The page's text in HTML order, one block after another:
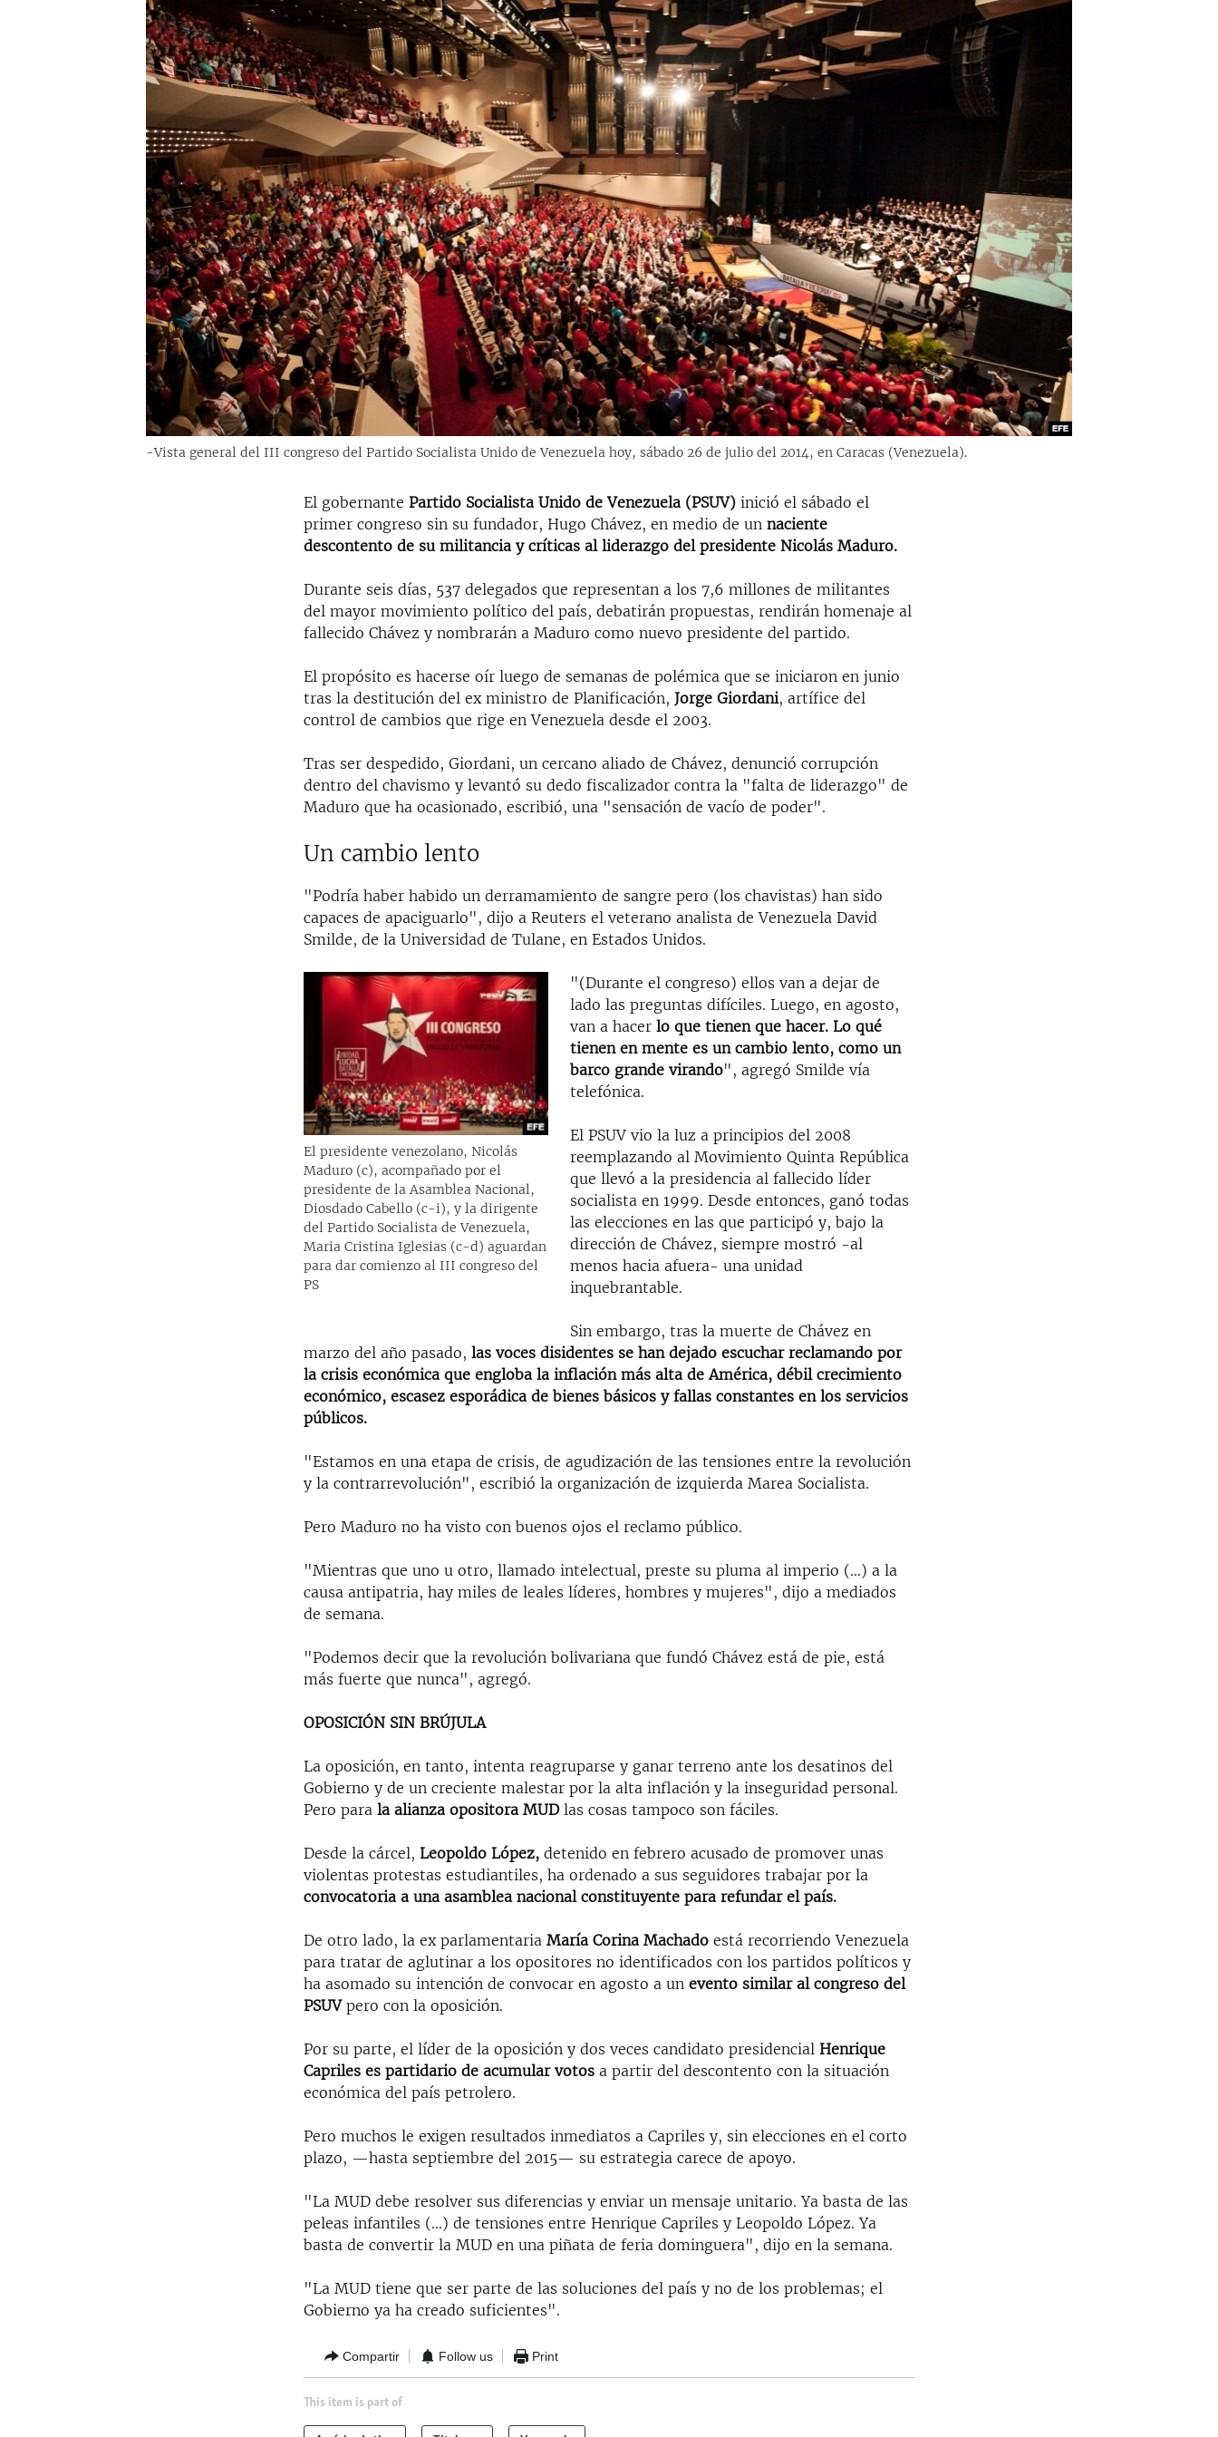
LA REALIDAD DE LA VIVIENDA EN
SER VIEJO EN CUBA
LOS SANTOS DE HIALEAH
DESINFORMACIÓN RUSA EN
LA INVASIÓN DE RUSIA A UCRANIA
-Vista general del III congreso del Partido Socialista Unido de Venezuela hoy, sábado 26 de julio del 2014, en Caracas (Venezuela).
El gobernante Partido Socialista Unido de Venezuela (PSUV)inició el sábado el
primer congreso sin su fundador, Hugo Chávez, en medio de unnaciente
descontento de su militancia y críticas al liderazgo del presidente Nicolás Maduro.
Durante seis días, 537 delegados que representan a los 7,6 millones de militantes
del mayor movimiento político del país, debatirán propuestas, rendirán homenaje al
fallecido Chávez y nombrarán a Maduro como nuevo presidente del partido.
El propósito es hacerse oír luego de semanas de polémica que se iniciaron en junio
tras la destitución del ex ministro de Planificación,Jorge Giordani, artífice del
control de cambios que rige en Venezuela desde el 2003.
Tras ser despedido, Giordani, un cercano aliado de Chávez, denunció corrupción
dentro del chavismo y levantó su dedo fiscalizador contra la "falta de liderazgo" de
Maduro que ha ocasionado, escribió, una "sensación de vacío de poder".
Un cambio lento
"Podría haber habido un derramamiento de sangre pero (los chavistas) han sido
capaces de apaciguarlo", dijo a Reuters el veterano analista de Venezuela David
Smilde, de la Universidad de Tulane, en Estados Unidos.
El presidente venezolano, Nicolás
Maduro (c), acompañado por el
presidente de la Asamblea Nacional,
Diosdado Cabello (c-i), y la dirigente
del Partido Socialista de Venezuela,
Maria Cristina Iglesias (c-d) aguardan
para dar comienzo al III congreso del
PS
"(Durante el congreso) ellos van a dejar de
lado las preguntas difíciles. Luego, en agosto,
van a hacerlo que tienen que hacer. Lo qué
tienen en mente es un cambio lento, como un
barco grande virando", agregó Smilde vía
telefónica.
El PSUV vio la luz a principios del 2008
reemplazando al Movimiento Quinta República
que llevó a la presidencia al fallecido líder
socialista en 1999. Desde entonces, ganó todas
las elecciones en las que participó y, bajo la
dirección de Chávez, siempre mostró -al
menos hacia afuera- una unidad
inquebrantable.
Sin embargo, tras la muerte de Chávez en
marzo del año pasado,las voces disidentes se han dejado escuchar reclamando por
la crisis económica que engloba la inflación más alta de América, débil crecimiento
económico, escasez esporádica de bienes básicos y fallas constantes en los servicios
públicos.
"Estamos en una etapa de crisis, de agudización de las tensiones entre la revolución
y la contrarrevolución", escribió la organización de izquierda Marea Socialista.
Pero Maduro no ha visto con buenos ojos el reclamo público.
"Mientras que uno u otro, llamado intelectual, preste su pluma al imperio (...) a la
causa antipatria, hay miles de leales líderes, hombres y mujeres", dijo a mediados
de semana.
"Podemos decir que la revolución bolivariana que fundó Chávez está de pie, está
más fuerte que nunca", agregó.
OPOSICIÓN SIN BRÚJULA
La oposición, en tanto, intenta reagruparse y ganar terreno ante los desatinos del
Gobierno y de un creciente malestar por la alta inflación y la inseguridad personal.
Pero para la alianza opositora MUDlas cosas tampoco son fáciles.
Desde la cárcel, Leopoldo López, detenido en febrero acusado de promover unas
violentas protestas estudiantiles, ha ordenado a sus seguidores trabajar por la
convocatoria a una asamblea nacional constituyente para refundar el país.
De otro lado, la ex parlamentariaMaría Corina Machado está recorriendo Venezuela
para tratar de aglutinar a los opositores no identificados con los partidos políticos y
ha asomado su intención de convocar en agosto a unevento similar al congreso del
PSUVpero con la oposición.
Por su parte, el líder de la oposición y dos veces candidato presidencialHenrique
Capriles es partidario de acumular votos a partir del descontento con la situación
económica del país petrolero.
Pero muchos le exigen resultados inmediatos a Capriles y, sin elecciones en el corto
plazo, —hasta septiembre del 2015— su estrategia carece de apoyo.
"La MUD debe resolver sus diferencias y enviar un mensaje unitario. Ya basta de las
peleas infantiles (...) de tensiones entre Henrique Capriles y Leopoldo López. Ya
basta de convertir la MUD en una piñata de feria dominguera", dijo en la semana.
"La MUD tiene que ser parte de las soluciones del país y no de los problemas; el
Gobierno ya ha creado suficientes".
Compartir Follow us Print
This item is part of